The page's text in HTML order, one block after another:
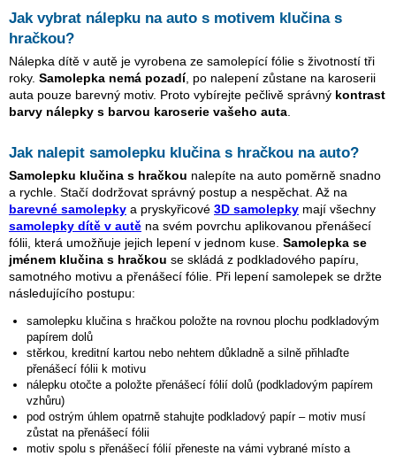
Jak vybrat nálepku na auto s motivem klučina s
hračkou?
Nálepka dítě v autě je vyrobena ze samolepící fólie s životností tři
roky. Samolepka nemá pozadí, po nalepení zůstane na karoserii
auta pouze barevný motiv. Proto vybírejte pečlivě správný kontrast
barvy nálepky s barvou karoserie vašeho auta
Jak nalepit samolepku klučina s hračkou na auto?
Samolepku klučina s hračkou nalepíte na auto poměrně snadno
a rychle. Stačí dodržovat správný postup a nespěchat. Až na
barevné samolepky a pryskyřicové 3D samolepky mají všechny
samolepky dítě v autě na svém povrchu aplikovanou přenášecí
fólii, která umožňuje jejich lepení v jednom kuse. Samolepka se
jménem klučina s hračkou se skládá z podkladového papíru,
samotného motivu a přenášecí fólie. Při lepení samolepek se držte
následujícího postupu:
samolepku klučina s hračkou položte na rovnou plochu podkladovým
papírem dolů
stěrkou, kreditní kartou nebo nehtem důkladně a silně přihlaďte
přenášecí fólii k motivu
nálepku otočte a položte přenášecí fólií dolů (podkladovým papírem
vzhůru)
pod ostrým úhlem opatrně stahujte podkladový papír – motiv musí
zůstat na přenášecí fólii
motiv spolu s přenášecí fólií přeneste na vámi vybrané místo a